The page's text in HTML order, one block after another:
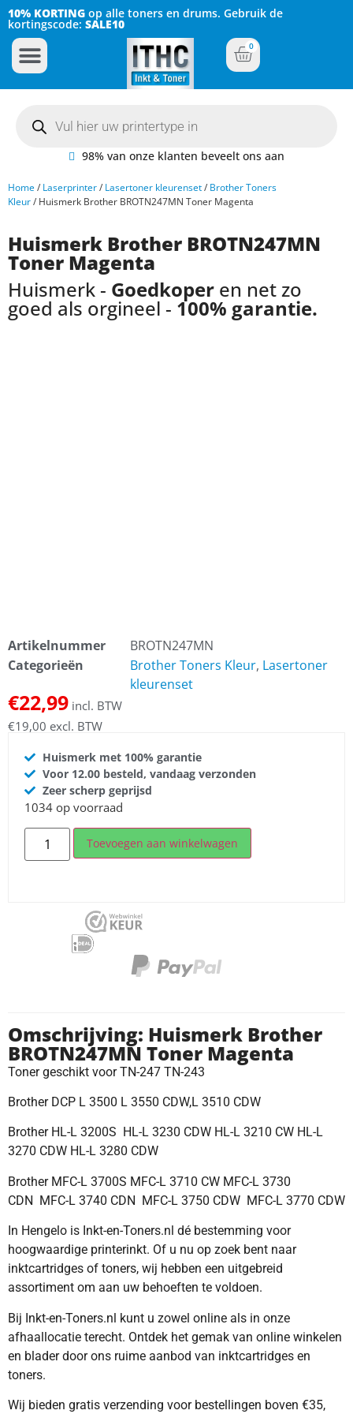
10% KORTING op alle toners en drums. Gebruik de
kortingscode: SALE10
0
98% van onze klanten beveelt ons aan
Home/ Laserprinter/ Lasertoner kleurenset/ Brother Toners
Kleur/ Huismerk Brother BROTN247MN Toner Magenta
Huismerk Brother BROTN247MN
Toner Magenta
Huismerk - Goedkoper en net zo
goed als orgineel - 100% garantie.
Artikelnummer
BROTN247MN
Categorieën
Brother Toners Kleur, Lasertoner
kleurenset
€22,99 incl. BTW
€19,00 excl. BTW
Huismerk met 100% garantie
Voor 12.00 besteld, vandaag verzonden
Zeer scherp geprijsd
1034 op voorraad
Toevoegen aan winkelwagen
Omschrijving: Huismerk Brother
BROTN247MN Toner Magenta
Toner geschikt voor TN-247 TN-243
Brother DCP L 3500 L 3550 CDW,L 3510 CDW
Brother HL-L 3200S HL-L 3230 CDW HL-L 3210 CW HL-L
3270 CDW HL-L 3280 CDW
Brother MFC-L 3700S MFC-L 3710 CW MFC-L 3730
CDN MFC-L 3740 CDN MFC-L 3750 CDW MFC-L 3770 CDW
In Hengelo is Inkt-en-Toners.nl dé bestemming voor
hoogwaardige printerinkt. Of u nu op zoek bent naar
inktcartridges of toners, wij hebben een uitgebreid
assortiment om aan uw behoeften te voldoen.
Bij Inkt-en-Toners.nl kunt u zowel online als in onze
afhaallocatie terecht. Ontdek het gemak van online winkelen
en blader door ons ruime aanbod van inktcartridges en
toners.
Wij bieden gratis verzending voor bestellingen boven €35,